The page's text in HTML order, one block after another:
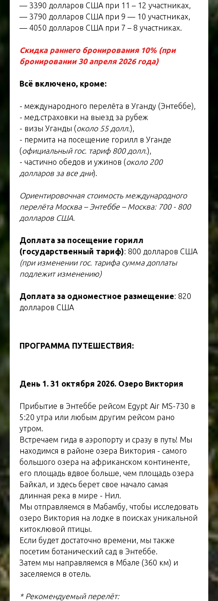
— 3390 долларов США при 11 – 12 участниках,
— 3790 долларов США при 9 — 10 участниках,
— 4050 долларов США при 7 – 8 участниках.
Скидка раннего бронирования 10% (при
бронировании 30 апреля 2026 года)
Всё включено, кроме:
- международного перелёта в Уганду (Энтеббе),
- мед.страховки на выезд за рубеж
- визы Уганды (около 55 долл.),
- пермита на посещение горилл в Уганде
(официальный гос. тариф 800 долл.),
- частично обедов и ужинов (около 200
долларов за все дни).
Ориентировочная стоимость международного
перелёта Москва – Энтеббе – Москва: 700 - 800
долларов США.
Доплата за посещение горилл
(государственный тариф): 800 долларов США
(при изменении гос. тарифа сумма доплаты
подлежит изменению)
Доплата за одноместное размещение: 820
долларов США
ПРОГРАММА ПУТЕШЕСТВИЯ:
День 1. 31 октября 2026. Озеро Виктория
Прибытие в Энтеббе рейсом Egypt Air MS-730 в
5:20 утра или любым другим рейсом рано
утром.
Встречаем гида в аэропорту и сразу в путь! Мы
находимся в районе озера Виктория - самого
большого озера на африканском континенте,
его площадь вдвое больше, чем площадь озера
Байкал, и здесь берет свое начало самая
длинная река в мире - Нил.
Мы отправляемся в Мабамбу, чтобы исследовать
озеро Виктория на лодке в поисках уникальной
китоклювой птицы.
Если будет достаточно времени, мы также
посетим ботанический сад в Энтеббе.
Затем мы направляемся в Мбале (360 км) и
заселяемся в отель.
* Рекомендуемый перелёт: